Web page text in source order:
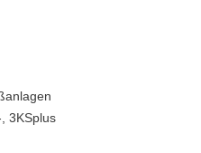
, 3KSplus